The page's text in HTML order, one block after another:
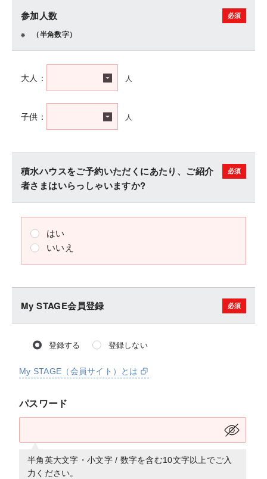
参加人数
（半角数字）
大人： 人
子供： 人
積水ハウスをご予約いただくにあたり、ご紹介
者さまはいらっしゃいますか?
はい
いいえ
My STAGE会員登録
登録する 登録しない
My STAGE（会員サイト）とは
パスワード
半角英大文字・小文字 / 数字を含む10文字以上でご入
力ください。